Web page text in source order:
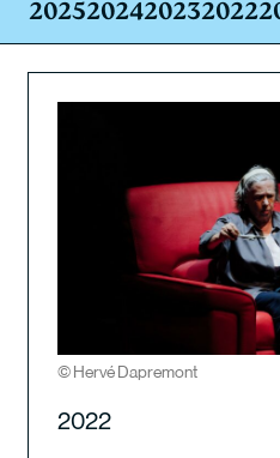
2025202420232022
© Hervé Dapremont
2022